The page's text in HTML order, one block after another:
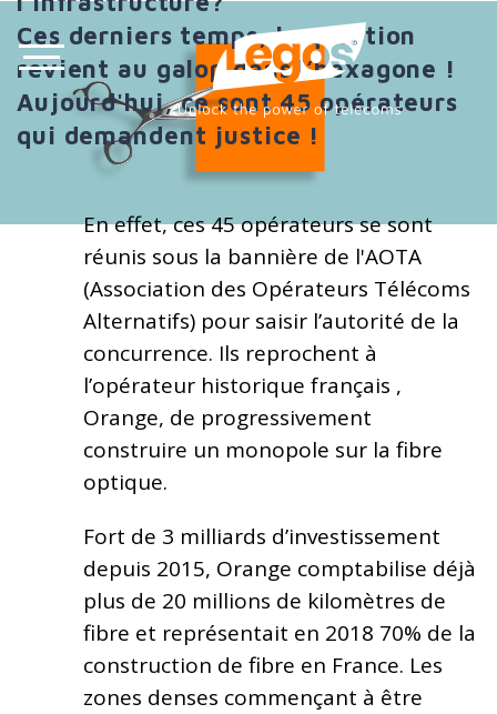
Ces derniers temps, la question
revient au galop dans l’hexagone !
Aujourd'hui, ce sont 45 opérateurs
qui demandent justice !
En effet, ces 45 opérateurs se sont
réunis sous la bannière de l'AOTA
(Association des Opérateurs Télécoms
Alternatifs) pour saisir l’autorité de la
concurrence. Ils reprochent à
l’opérateur historique français ,
Orange, de progressivement
construire un monopole sur la fibre
optique.
Fort de 3 milliards d’investissement
depuis 2015, Orange comptabilise déjà
plus de 20 millions de kilomètres de
fibre et représentait en 2018 70% de la
construction de fibre en France. Les
zones denses commençant à être